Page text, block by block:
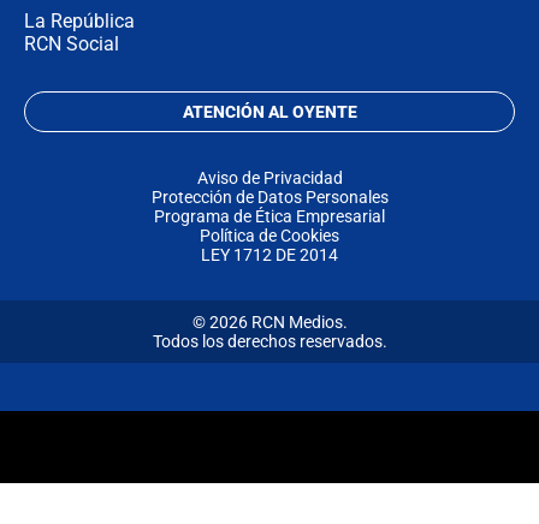
La República
RCN Social
ATENCIÓN AL OYENTE
Aviso de Privacidad
Protección de Datos Personales
Programa de Ética Empresarial
Política de Cookies
LEY 1712 DE 2014
© 2026 RCN Medios.
Todos los derechos reservados.